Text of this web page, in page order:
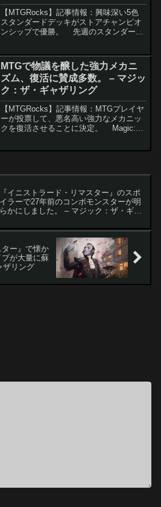
グ
【MTGRocks】記事情報：興味深い5色
スタンダードデッキがストアチャンピオ
ンシップで優勝。 先週のスタンダード
高の者、ニヴ＝ミゼット」を中心に据え
た5色デッキ...
MTGで物議を醸した強力メカニ
ズム、復活に賛成多数。 – マジッ
ク：ザ・ギャザリング
【MTGRocks】記事情報：MTGプレイヤ
ーが投票して、悪名高い強力なメカニッ
クを復活させることに決定。 Magic:
『イニストラード・リマスター』のスポ
イラーで27年前のコンボモンスターが明
らかにしました。 – マジック：ザ・ギャ
ター』で懐か
が大量に蘇
ザリング